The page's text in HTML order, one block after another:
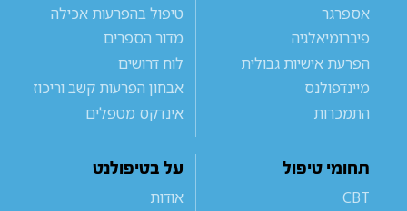
אספרגר
פיברומיאלגיה
הפרעת אישיות גבולית
מיינדפולנס
התמכרות
טיפול בהפרעות אכילה
מדור הספרים
לוח דרושים
אבחון הפרעות קשב וריכוז
אינדקס מטפלים
תחומי טיפול
CBT
על בטיפולנט
אודות